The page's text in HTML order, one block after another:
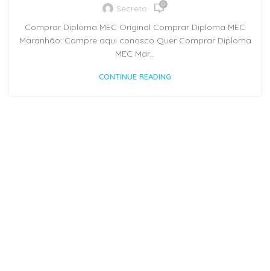
Secreto 0
Comprar Diploma MEC Original Comprar Diploma MEC
Maranhão: Compre aqui conosco Quer Comprar Diploma
MEC Mar...
CONTINUE READING